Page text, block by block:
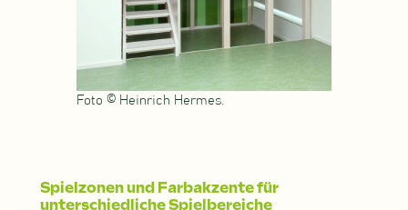
Foto © Heinrich Hermes.
Spielzonen und Farbakzente für
unterschiedliche Spielbereiche